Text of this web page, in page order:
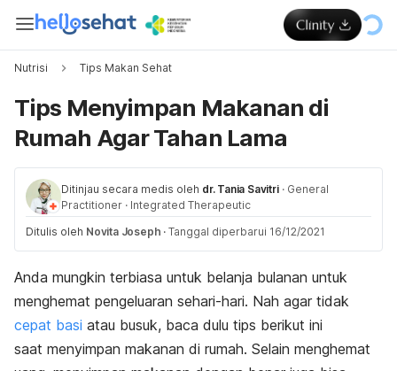
Nutrisi Tips Makan Sehat
Tips Menyimpan Makanan di
Rumah Agar Tahan Lama
Ditinjau secara medis oleh dr. Tania Savitri · General
Practitioner · Integrated Therapeutic
Ditulis oleh Novita Joseph · Tanggal diperbarui 16/12/2021
Anda mungkin terbiasa untuk belanja bulanan untuk
menghemat pengeluaran sehari-hari. Nah agar tidak
cepat basi atau busuk, baca dulu tips berikut ini
saat menyimpan makanan di rumah. Selain menghemat